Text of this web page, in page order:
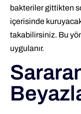
bakteriler gittikten
içerisinde
takabilirsiniz. Bu
uygulanır.